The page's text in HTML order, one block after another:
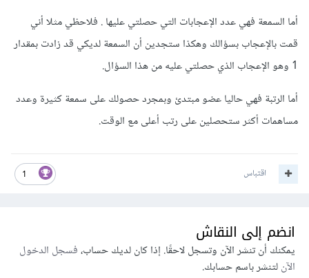
أما السمعة فهي عدد الإعجابات التي حصلتي عليها . فلاحظي مثلا أني
قمت بالإعجاب بسؤالك وهكذا ستجدين أن السمعة لديكي قد زادت بمقدار
1 وهو الإعجاب الذي حصلتي عليه من هذا السؤال.
أما الرتبة فهي حاليا عضو مبتدئ وبمجرد حصولك على سمعة كثيرة وعدد
مساهمات أكثر ستحصلين على رتب أعلى مع الوقت.
1 اقتباس
انضم إلى النقاش
يمكنك أن تنشر الآن وتسجل لاحقًا. إذا كان لديك حساب،فسجل الدخول
الآنلتنشر باسم حسابك.